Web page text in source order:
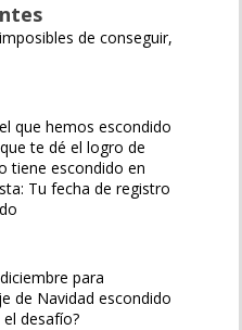
de conseguir,
que hemos escondido
te dé el logro de
tiene escondido en
Tu fecha de registro
para
de Navidad escondido
desafío?